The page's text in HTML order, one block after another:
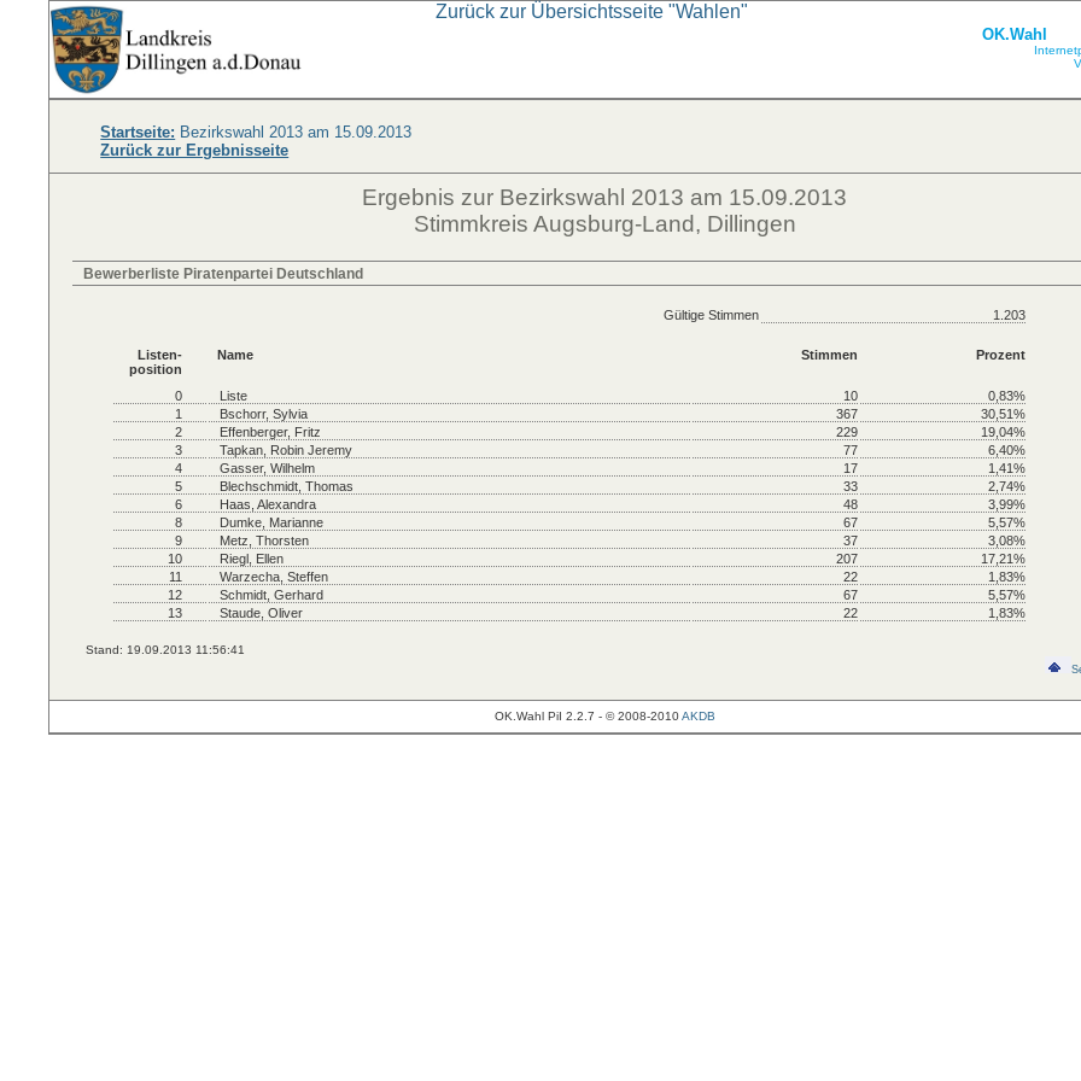
OK.Wahl
Zurück zur Übersichtsseite "Wahlen"
Startseite: Bezirkswahl 2013 am 15.09.2013
Zurück zur Ergebnisseite
Ergebnis zur Bezirkswahl 2013 am 15.09.2013
Stimmkreis Augsburg-Land, Dillingen
Bewerberliste Piratenpartei Deutschland
Gültige Stimmen 1.203
Listen-
position
Name Stimmen Prozent
0 Liste 10
0,83%
1
Bschorr, Sylvia 367
30,51%
2
Effenberger, Fritz 229
19,04%
3
Tapkan, Robin Jeremy 77
6,40%
4
Gasser, Wilhelm 17
1,41%
5
Blechschmidt, Thomas 33
2,74%
6
Haas, Alexandra 48
3,99%
8
Dumke, Marianne 67
5,57%
9
Metz, Thorsten 37
3,08%
10
Riegl, Ellen 207
17,21%
11
Warzecha, Steffen 22
1,83%
12
Schmidt, Gerhard 67
5,57%
13
Staude, Oliver 22 1,83%
Stand: 19.09.2013 11:56:41
OK.Wahl PiI 2.2.7 - © 2008-2010AKDB